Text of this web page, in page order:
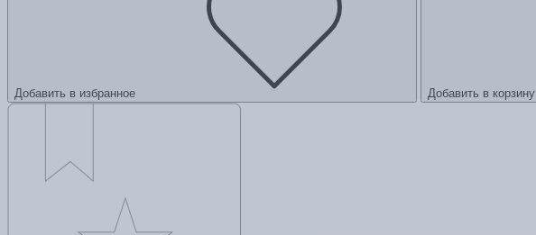
Добавить в избранное Добавить в корзину